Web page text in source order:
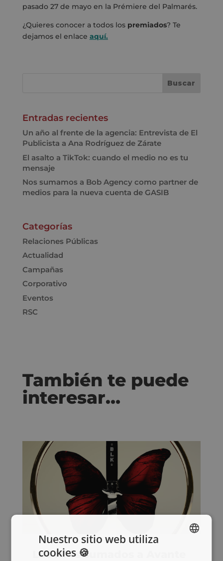
pasado 27 de mayo en la Prémiere del Palmarés.
¿Quieres conocer a todos los premiados? Te
dejamos el enlace aquí.
Entradas recientes
Un año al frente de la agencia: Entrevista de El
Publicista a Ana Rodríguez de Zárate
El asalto a TikTok: cuando el medio no es tu
mensaje
Nos sumamos a Bob Agency como partner de
medios para la nueva cuenta de GASIB
Categorías
Relaciones Públicas
Actualidad
Campañas
Corporativo
Eventos
RSC
También te puede
interesar…
Los NFTs sumados a Avante
Nuestro sitio web utiliza
cookies 🍪